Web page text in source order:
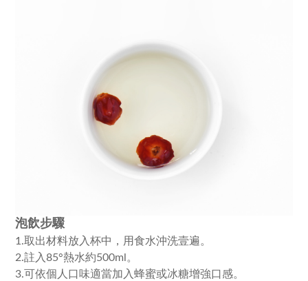
泡飲步驟
1.取出材料放入杯中，用食水沖洗壹遍。
2.註入85°熱水約500ml。
3.可依個人口味適當加入蜂蜜或冰糖增強口感。